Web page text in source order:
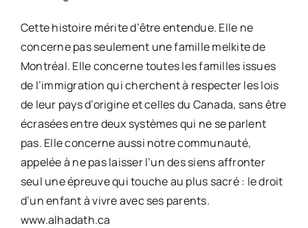
Cette histoire mérite d’être entendue. Elle ne
concerne pas seulement une famille melkite de
Montréal. Elle concerne toutes les familles issues
de l’immigration qui cherchent à respecter les lois
de leur pays d’origine et celles du Canada, sans être
écrasées entre deux systèmes qui ne se parlent
pas. Elle concerne aussi notre communauté,
appelée à ne pas laisser l’un des siens affronter
seul une épreuve qui touche au plus sacré : le droit
d’un enfant à vivre avec ses parents.
www.alhadath.ca